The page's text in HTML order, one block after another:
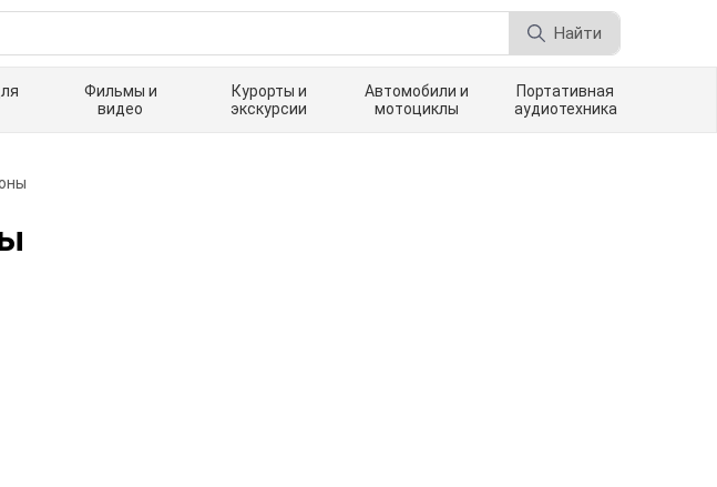
Найти
Фильмы и
видео
Курорты и
экскурсии
Автомобили и
мотоциклы
Портативная
аудиотехника